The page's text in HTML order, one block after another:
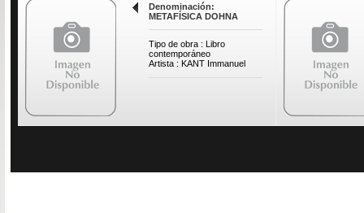
Denominación:
METAFÍSICA DOHNA
Tipo de obra : Libro
contemporáneo
Artista : KANT Immanuel